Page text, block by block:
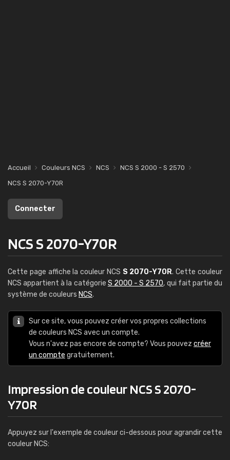
Accueil Couleurs NCS NCS
NCS S 2000 - S 2570
NCS S 2070-Y70R
Connecter
NCS S 2070-Y70R
Cette page affiche la couleur NCS S 2070-Y70R. Cette couleur
NCS appartient à la catégorie S 2000 - S 2570, qui fait partie du
système de couleurs NCS.
Sur ce site, vous pouvez créer vos propres collections
de couleurs NCS avec un compte.
Vous n'avez pas encore de compte? Vous pouvez créer
un compte gratuitement.
Impression de couleur NCS S 2070-
Y70R
Appuyez sur l'exemple de couleur ci-dessous pour agrandir cette
couleur NCS: